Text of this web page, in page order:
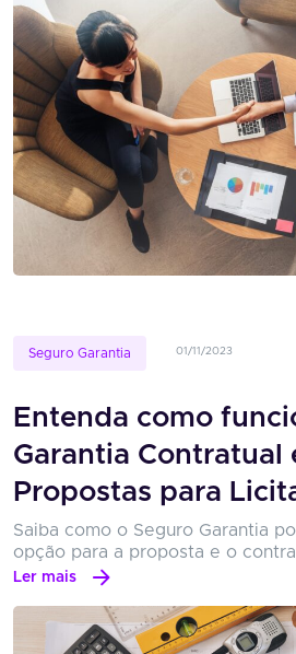
Seguro Garantia 01/11/2023
Entenda como
Garantia Contratual
Propostas para
Saiba como o Seguro Garantia
opção para a proposta e o
Ler mais